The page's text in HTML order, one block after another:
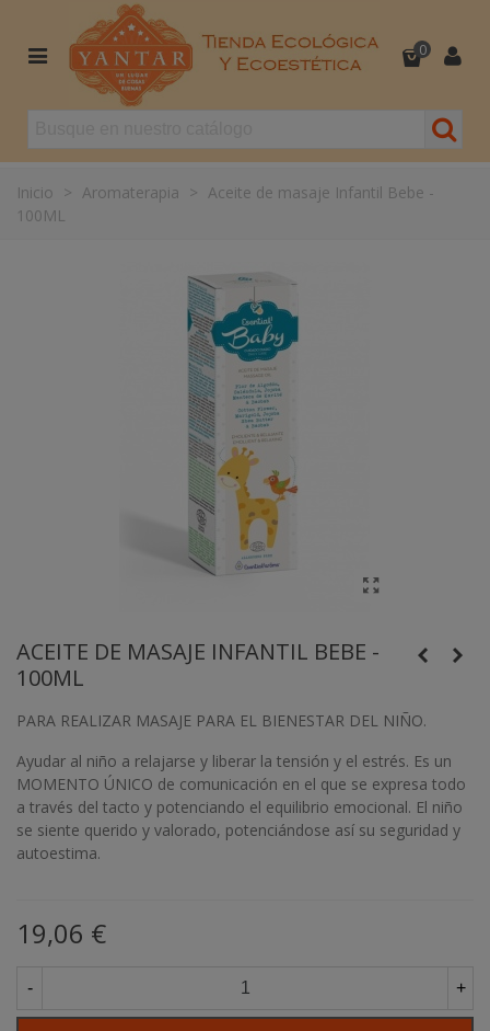
0
Inicio > Aromaterapia > Aceite de masaje Infantil Bebe -
100ML
ACEITE DE MASAJE INFANTIL BEBE -
100ML
PARA REALIZAR MASAJE PARA EL BIENESTAR DEL NIÑO.
Ayudar al niño a relajarse y liberar la tensión y el estrés. Es un
MOMENTO ÚNICO de comunicación en el que se expresa todo
a través del tacto y potenciando el equilibrio emocional. El niño
se siente querido y valorado, potenciándose así su seguridad y
autoestima.
19,06 €
- +